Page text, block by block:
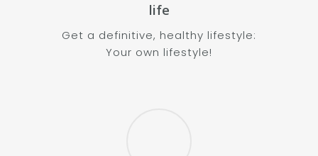
life
Get a definitive, healthy lifestyle:
Your own lifestyle!